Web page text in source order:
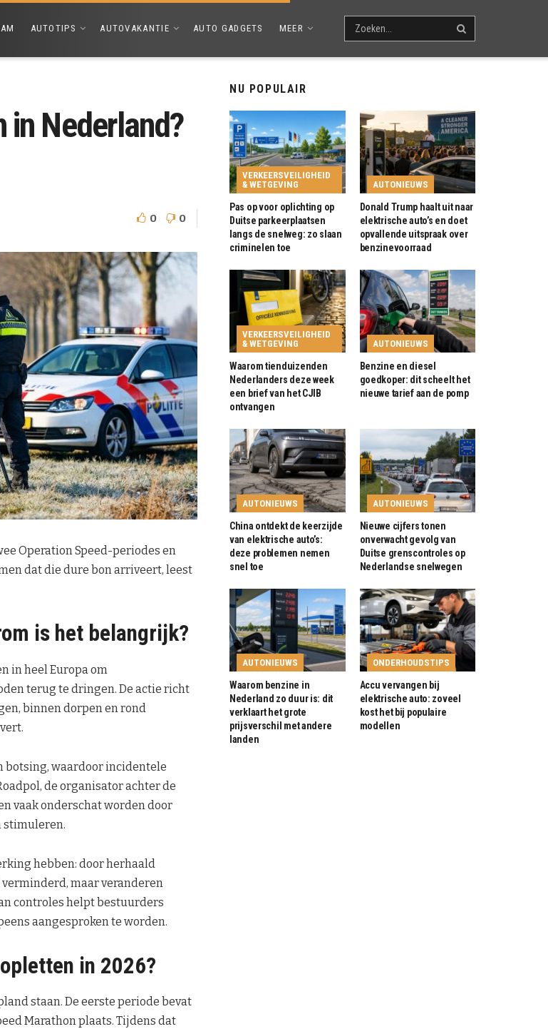
AUTOTIPS AUTOVAKANTIE AUTO GADGETS MEER
in Nederland?
0 0
Operation Speed-periodes en
dat die dure bon arriveert, leest
is het belangrijk?
in heel Europa om
terug te dringen. De actie richt
binnen dorpen en rond
botsing, waardoor incidentele
de organisator achter de
vaak onderschat worden door
stimuleren.
hebben: door herhaald
maar veranderen
controles helpt bestuurders
aangesproken te worden.
in 2026?
staan. De eerste periode bevat
Marathon plaats. Tijdens dat
NU POPULAIR
VERKEERSVEILIGHEID
& WETGEVING
Pas op voor oplichting op
Duitse parkeerplaatsen
langs de snelweg: zo slaan
criminelen toe
AUTONIEUWS
Donald Trump haalt uit naar
elektrische auto’s en doet
opvallende uitspraak over
benzinevoorraad
VERKEERSVEILIGHEID
& WETGEVING
Waarom tienduizenden
Nederlanders deze week
een brief van het CJIB
ontvangen
AUTONIEUWS
Benzine en diesel
goedkoper: dit scheelt het
nieuwe tarief aan de pomp
AUTONIEUWS
China ontdekt de keerzijde
van elektrische auto’s:
deze problemen nemen
snel toe
AUTONIEUWS
Nieuwe cijfers tonen
onverwacht gevolg van
Duitse grenscontroles op
Nederlandse snelwegen
AUTONIEUWS
Waarom benzine in
Nederland zo duur is: dit
verklaart het grote
prijsverschil met andere
landen
ONDERHOUDSTIPS
Accu vervangen bij
elektrische auto: zoveel
kost het bij populaire
modellen